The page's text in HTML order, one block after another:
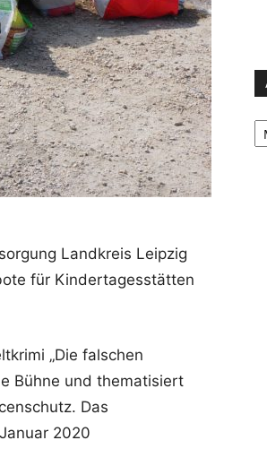
Landkreis Leipzig
für Kindertagesstätten
„Die falschen
Bühne und thematisiert
Das
2020